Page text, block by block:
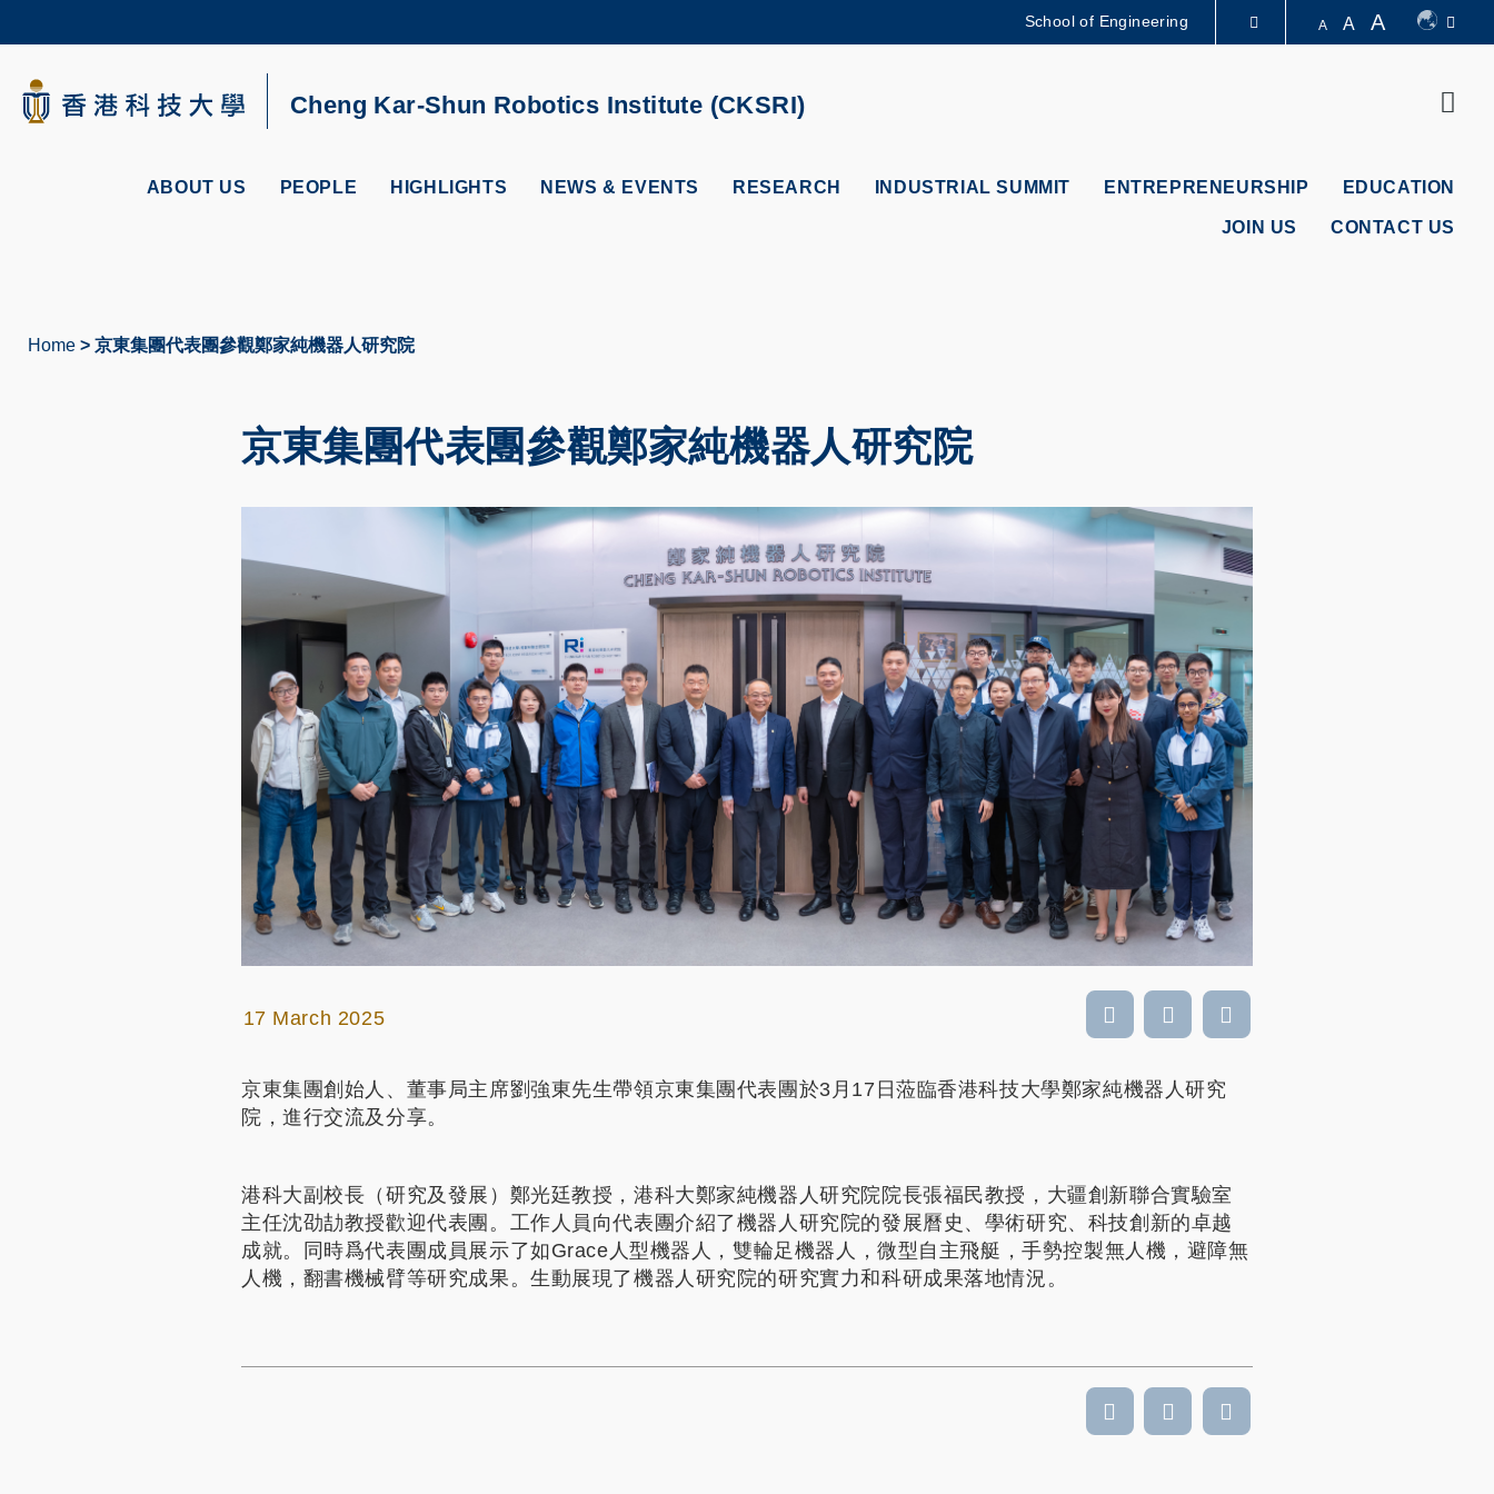
content
MORE ABOUT HKUST
UNIVERSITY NEWS ACADEMIC DEPARTMENTS A-Z
School of Engineering A A A
Cheng Kar-Shun Robotics Institute (CKSRI)
ABOUT US PEOPLE HIGHLIGHTS NEWS & EVENTS RESEARCH INDUSTRIAL SUMMIT ENTREPRENEURSHIP EDUCATION
JOIN US CONTACT US
Home 京東集團代表團參觀鄭家純機器人研究院
京東集團代表團參觀鄭家純機器人研究院
17 March 2025
京東集團創始人、董事局主席劉強東先生帶領京東集團代表團於3月17日蒞臨香港科技大學鄭家純機器人研究
院，進行交流及分享。
港科大副校長（研究及發展）鄭光廷教授，港科大鄭家純機器人研究院院長張福民教授，大疆創新聯合實驗室
主任沈劭劼教授歡迎代表團。工作人員向代表團介紹了機器人研究院的發展曆史、學術研究、科技創新的卓越
成就。同時爲代表團成員展示了如Grace人型機器人，雙輪足機器人，微型自主飛艇，手勢控製無人機，避障無
人機，翻書機械臂等研究成果。生動展現了機器人研究院的研究實力和科研成果落地情況。